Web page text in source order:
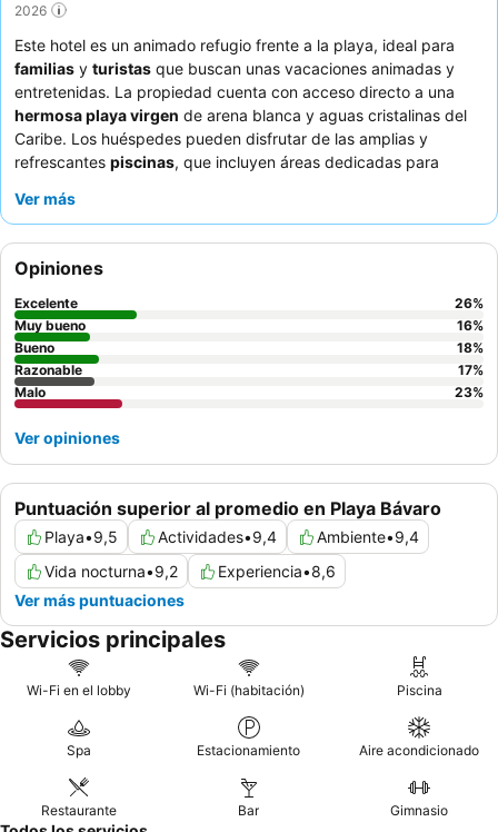
2026
Este hotel es un animado refugio frente a la playa, ideal para
familias y turistas que buscan unas vacaciones animadas y
entretenidas. La propiedad cuenta con acceso directo a una
hermosa playa virgen de arena blanca y aguas cristalinas del
Caribe. Los huéspedes pueden disfrutar de las amplias y
refrescantes piscinas, que incluyen áreas dedicadas para
fiesta de la espuma y los atractivos espectáculos nocturnos. El
recibe constantemente elogios por su dedicación y su
capacidad para crear un ambiente acogedor, complementado
con cócteles y bebidas de buena calidad en los bares. Para una
experiencia verdaderamente superior, considere cenar en los
restaurantes de especialidades
menús diversos.
Ver más
Puntuación superior al promedio en Playa Bávaro
Playa•9,5 Actividades•9,4 Ambiente•9,4
Vida nocturna•9,2 Experiencia•8,6
Ver más puntuaciones
Opiniones
Excelente 26%
Muy bueno
16%
Bueno
18%
Razonable
17%
Malo
23%
Ver opiniones
Servicios principales
Wi-Fi en el lobby Wi-Fi (habitación) Piscina
Spa Estacionamiento Aire acondicionado
Restaurante Bar Gimnasio